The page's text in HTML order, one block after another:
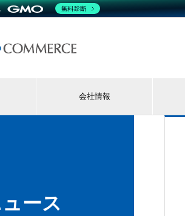
会社情報
ース
無料診断